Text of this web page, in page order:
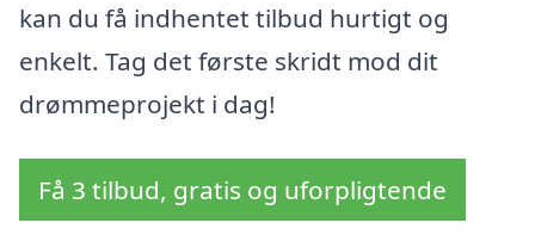
kan du få indhentet tilbud hurtigt og
enkelt. Tag det første skridt mod dit
drømmeprojekt i dag!
Få 3 tilbud, gratis og uforpligtende